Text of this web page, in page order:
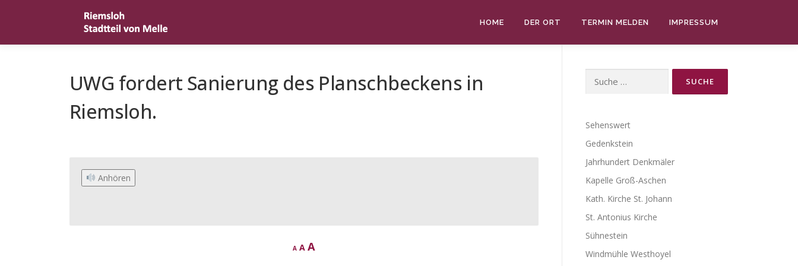
HOME DER ORT TERMIN MELDEN IMPRESSUM
UWG fordert Sanierung des Planschbeckens in
Riemsloh.
Anhören
AeA R
A
nach:
Sehenswert
Gedenkstein
Jahrhundert Denkmäler
Kapelle Groß-Aschen
Kath. Kirche St. Johann
St. Antonius Kirche
Sühnestein
Windmühle Westhoyel